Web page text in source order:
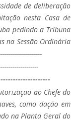
de deliberação
nesta Casa de
pedindo a Tribuna
na Sessão Ordinária
ao Chefe do
como dação em
na Planta Geral do